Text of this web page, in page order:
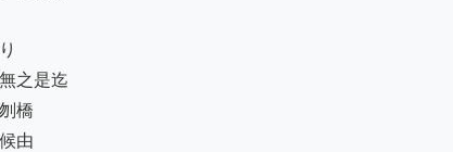
之是迄
橋
由